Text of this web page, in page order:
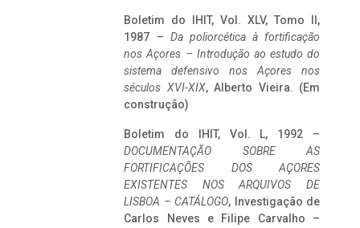
Boletim do IHIT, Vol. XLV, Tomo II,
1987 – Da poliorcética à fortificação
nos Açores – Introdução ao estudo do
sistema defensivo nos Açores nos
séculos XVI-XIX, Alberto Vieira. (Em
construção)
Boletim do IHIT, Vol. L, 1992 –
DOCUMENTAÇÃO SOBRE AS
FORTIFICAÇÕES DOS AÇORES
EXISTENTES NOS ARQUIVOS DE
LISBOA – CATÁLOGO, Investigação de
Carlos Neves e Filipe Carvalho –